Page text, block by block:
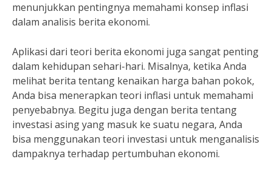
menunjukkan pentingnya memahami konsep inflasi
dalam analisis berita ekonomi.
Aplikasi dari teori berita ekonomi juga sangat penting
dalam kehidupan sehari-hari. Misalnya, ketika Anda
melihat berita tentang kenaikan harga bahan pokok,
Anda bisa menerapkan teori inflasi untuk memahami
penyebabnya. Begitu juga dengan berita tentang
investasi asing yang masuk ke suatu negara, Anda
bisa menggunakan teori investasi untuk menganalisis
dampaknya terhadap pertumbuhan ekonomi.